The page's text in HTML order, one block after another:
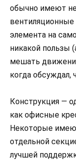
обычно имеют
вентиляционные
элемента на
никакой пользы
мешать
когда обсуждал,
Конструкция —
как офисные
Некоторые
отдельной
лучшей